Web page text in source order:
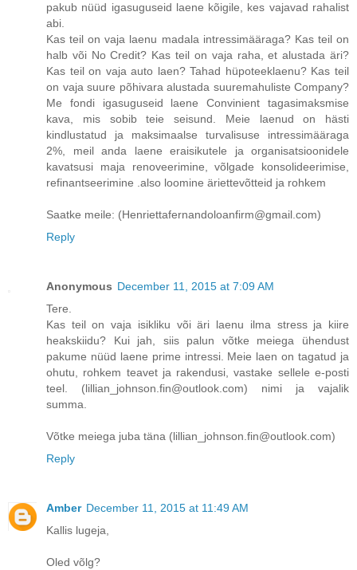
pakub nüüd igasuguseid laene kõigile, kes vajavad rahalist
abi.
Kas teil on vaja laenu madala intressimääraga? Kas teil on
halb või No Credit? Kas teil on vaja raha, et alustada äri?
Kas teil on vaja auto laen? Tahad hüpoteeklaenu? Kas teil
on vaja suure põhivara alustada suuremahuliste Company?
Me fondi igasuguseid laene Convinient tagasimaksmise
kava, mis sobib teie seisund. Meie laenud on hästi
kindlustatud ja maksimaalse turvalisuse intressimääraga
2%, meil anda laene eraisikutele ja organisatsioonidele
kavatsusi maja renoveerimine, võlgade konsolideerimise,
refinantseerimine .also loomine äriettevõtteid ja rohkem
Saatke meile: (Henriettafernandoloanfirm@gmail.com)
Reply
Anonymous December 11, 2015 at 7:09 AM
Tere.
Kas teil on vaja isikliku või äri laenu ilma stress ja kiire
heakskiidu? Kui jah, siis palun võtke meiega ühendust
pakume nüüd laene prime intressi. Meie laen on tagatud ja
ohutu, rohkem teavet ja rakendusi, vastake sellele e-posti
teel. (lillian_johnson.fin@outlook.com) nimi ja vajalik
summa.
Võtke meiega juba täna (lillian_johnson.fin@outlook.com)
Reply
Amber December 11, 2015 at 11:49 AM
Kallis lugeja,
Oled võlg?